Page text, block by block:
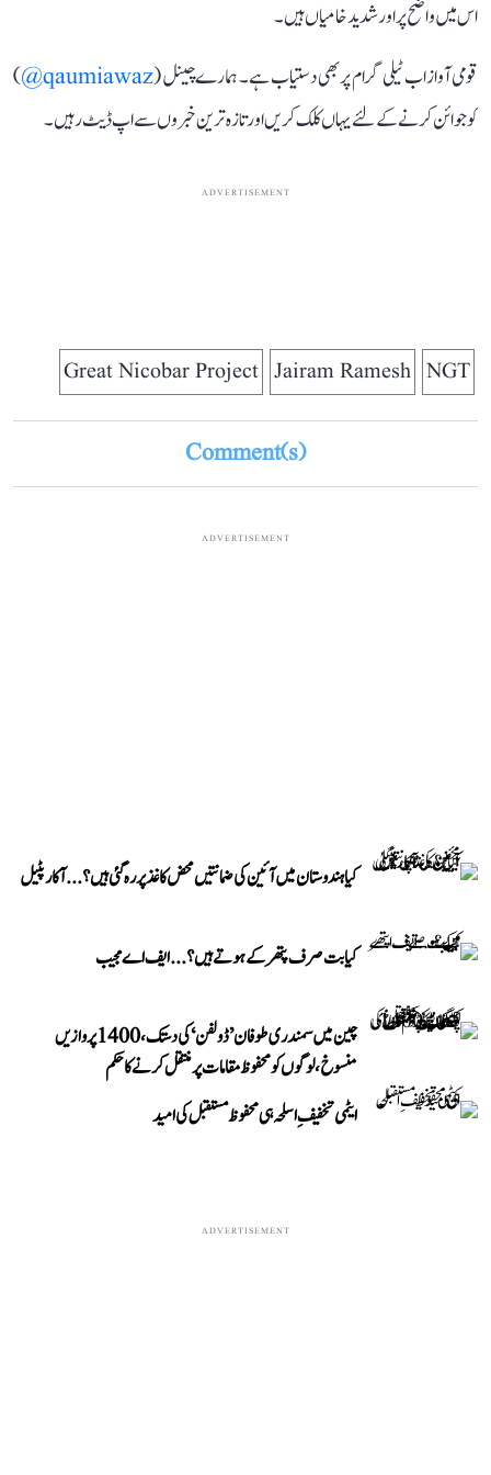
اس میں واضح پر اور شدید خامیاں ہیں۔
قومی آواز اب ٹیلی گرام پر بھی دستیاب ہے۔ ہمارے چینل (qaumiawaz@
)
کو جوائن کرنے کے لئے یہاں کلک کریں اور تازہ ترین خبروں سے اپ ڈیٹ رہیں۔
ADVERTISEMENT
NGT
Jairam Ramesh
Great Nicobar Project
Comment(s)
ADVERTISEMENT
کیا ہندوستان میں آئین کی ضمانتیں محض کاغذ پر رہ گئی ہیں؟...آکار پٹیل
کیا بت صرف پتھر کے ہوتے ہیں؟...ایف اے مجیب
چین میں سمندری طوفان ’ڈولفن‘ کی دستک، 1400 پروازیں
منسوخ، لوگوں کو محفوظ مقامات پر منتقل کرنے کا حکم
ایٹمی تخفیفِ اسلحہ ہی محفوظ مستقبل کی امید
ADVERTISEMENT